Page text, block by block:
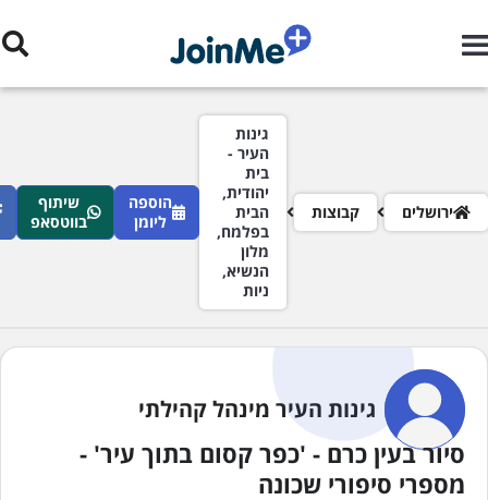
ירושלים קבוצות
גינות
העיר -
בית
יהודית,
הבית
בפלמח,
מלון
הנשיא,
ניות
הוספה
ליומן
שיתוף
בווטסאפ
גינות העיר מינהל קהילתי
סיור בעין כרם - 'כפר קסום בתוך עיר' -
מספרי סיפורי שכונה